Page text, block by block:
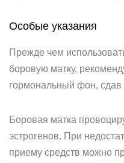
Особые указания
Прежде чем
боровую матку,
гормональный фон,
Боровая матка
эстрогенов. При
приему средств можно